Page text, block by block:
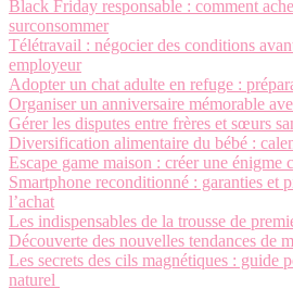
Black Friday responsable : comment
surconsommer
Télétravail : négocier des conditions
employeur
Adopter un chat adulte en refuge :
Organiser un anniversaire mémorable
Gérer les disputes entre frères et sœurs
Diversification alimentaire du bébé :
Escape game maison : créer une énigme
Smartphone reconditionné : garanties et
l’achat
Les indispensables de la trousse de
Découverte des nouvelles tendances de
Les secrets des cils magnétiques : guide
naturel